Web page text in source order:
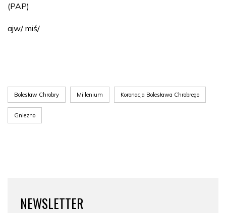
(PAP)
ajw/ miś/
Bolesław Chrobry Millenium Koronacja Bolesława Chrobrego
Gniezno
NEWSLETTER